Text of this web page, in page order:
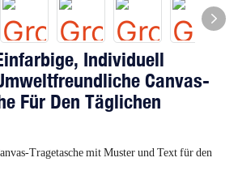
Individuell
Canvas-
Für Den Täglichen
Tragetasche mit Muster und Text für den